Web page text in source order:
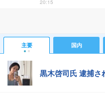
20:15
主要 国内
黒木啓司氏 逮捕さ